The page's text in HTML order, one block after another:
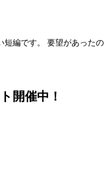
短編です。 要望があったの
開催中！